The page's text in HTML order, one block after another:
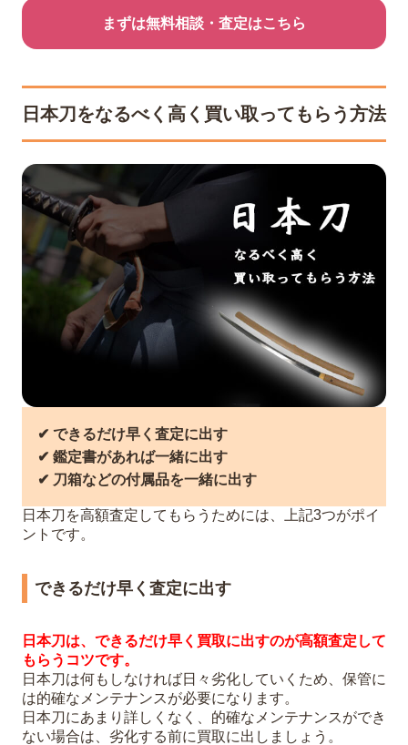
まずは無料相談・査定はこちら
日本刀をなるべく高く買い取ってもらう方法
✔︎ できるだけ早く査定に出す
✔︎ 鑑定書があれば一緒に出す
✔︎ 刀箱などの付属品を一緒に出す
日本刀を高額査定してもらうためには、上記3つがポイ
ントです。
できるだけ早く査定に出す
日本刀は、できるだけ早く買取に出すのが高額査定して
もらうコツです。
日本刀は何もしなければ日々劣化していくため、保管に
は的確なメンテナンスが必要になります。
日本刀にあまり詳しくなく、的確なメンテナンスができ
ない場合は、劣化する前に買取に出しましょう。